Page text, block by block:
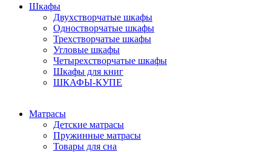
Шкафы
Двухстворчатые шкафы
Одностворчатые шкафы
Трехстворчатые шкафы
Угловые шкафы
Четырехстворчатые шкафы
Шкафы для книг
ШКАФЫ-КУПЕ
Матрасы
Детские матрасы
Пружинные матрасы
Товары для сна